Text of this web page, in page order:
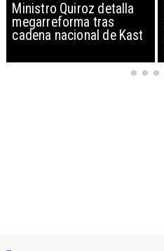
Ministro Quiroz detalla
megarreforma tras
cadena nacional de Kast